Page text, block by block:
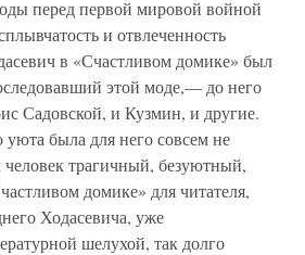
перед первой мировой войной
и отвлеченность
в «Счастливом домике» был
этой моде,— до него
Садовской, и Кузмин, и другие.
была для него совсем не
трагичный, безуютный,
домике» для читателя,
Ходасевича, уже
шелухой, так долго